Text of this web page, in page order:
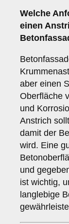
Welche
einen
aber einen
Oberfläche
und
Anstrich
damit der
wird. Eine
und
ist wichtig,
langlebige